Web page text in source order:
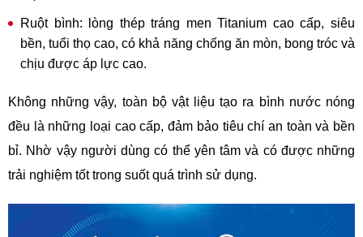
Ruột bình: lòng thép tráng men Titanium cao cấp, siêu
bền, tuổi thọ cao, có khả năng chống ăn mòn, bong tróc và
chịu được áp lực cao.
Không những vậy, toàn bộ vật liệu tạo ra bình nước nóng
đều là những loại cao cấp, đảm bảo tiêu chí an toàn và bền
bỉ. Nhờ vậy người dùng có thể yên tâm và có được những
trải nghiệm tốt trong suốt quá trình sử dụng.